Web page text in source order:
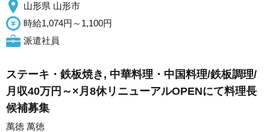
山形県 山形市
時給1,074円～1,100円
派遣社員
ステーキ・鉄板焼き, 中華料理・中国料理/鉄板調理/
月収40万円～×月8休リニューアルOPENにて料理長
候補募集
萬徳 萬徳